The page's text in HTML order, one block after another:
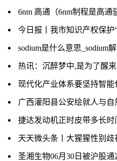
热讯：沉醉梦中,是为了醒来